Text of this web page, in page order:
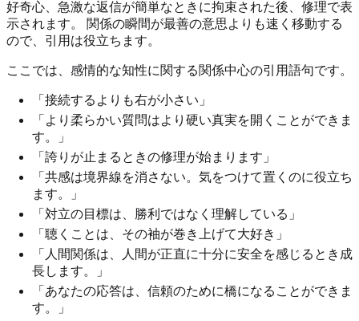
好奇心、急激な返信が簡単なときに拘束された後、修理で表
示されます。 関係の瞬間が最善の意思よりも速く移動する
ので、引用は役立ちます。
ここでは、感情的な知性に関する関係中心の引用語句です。
「接続するよりも右が小さい」
「より柔らかい質問はより硬い真実を開くことができま
す。」
「誇りが止まるときの修理が始まります」
「共感は境界線を消さない。気をつけて置くのに役立ち
ます。」
「対立の目標は、勝利ではなく理解している」
「聴くことは、その袖が巻き上げて大好き」
「人間関係は、人間が正直に十分に安全を感じるとき成
長します。」
「あなたの応答は、信頼のために橋になることができま
す。」